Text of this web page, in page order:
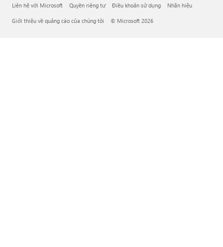
Liên hệ với Microsoft Quyền riêng tư Điều khoản sử dụng Nhãn hiệu
Giới thiệu về quảng cáo của chúng tôi © Microsoft 2026